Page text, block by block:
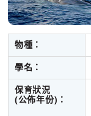
物種：
學名：
保育狀況
(公佈年份)：